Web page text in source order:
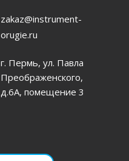
zakaz@instrument-
orugie.ru
г. Пермь, ул. Павла
Преображенского,
д.6А, помещение 3